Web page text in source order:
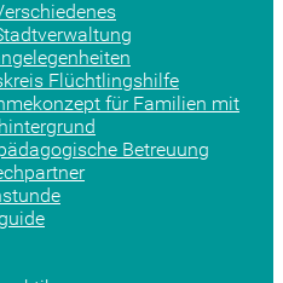
Flüchtlingshilfe
für Familien mit
Betreuung